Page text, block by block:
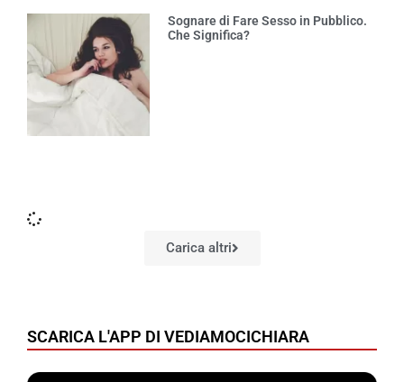
Sognare di Fare Sesso in Pubblico.
Che Significa?
Carica altri
SCARICA L'APP DI VEDIAMOCICHIARA